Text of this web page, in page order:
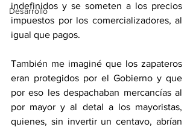
Desarrollo
indefinidos y se someten a los precios
impuestos por los comercializadores, al
igual que pagos.
También me imaginé que los zapateros
eran protegidos por el Gobierno y que
por eso les despachaban mercancías al
por mayor y al detal a los mayoristas,
quienes, sin invertir un centavo, abrían